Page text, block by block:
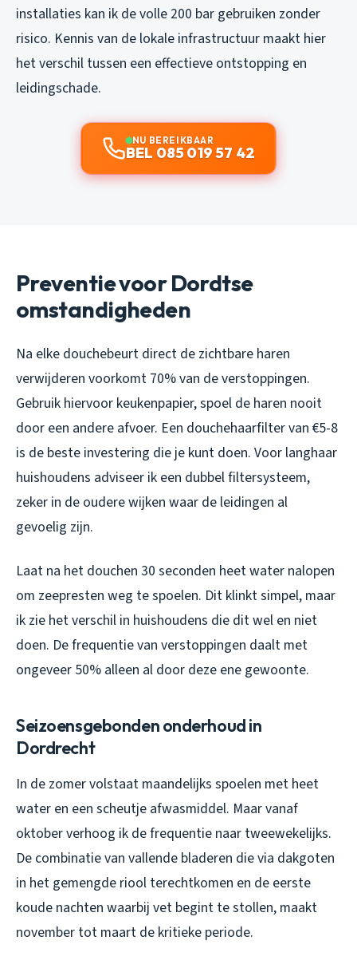
installaties kan ik de volle 200 bar gebruiken zonder
risico. Kennis van de lokale infrastructuur maakt hier
het verschil tussen een effectieve ontstopping en
leidingschade.
NU BEREIKBAAR
BEL 085 019 57 42
Preventie voor Dordtse
omstandigheden
Na elke douchebeurt direct de zichtbare haren
verwijderen voorkomt 70% van de verstoppingen.
Gebruik hiervoor keukenpapier, spoel de haren nooit
door een andere afvoer. Een douchehaarfilter van €5-8
is de beste investering die je kunt doen. Voor langhaar
huishoudens adviseer ik een dubbel filtersysteem,
zeker in de oudere wijken waar de leidingen al
gevoelig zijn.
Laat na het douchen 30 seconden heet water nalopen
om zeepresten weg te spoelen. Dit klinkt simpel, maar
ik zie het verschil in huishoudens die dit wel en niet
doen. De frequentie van verstoppingen daalt met
ongeveer 50% alleen al door deze ene gewoonte.
Seizoensgebonden onderhoud in
Dordrecht
In de zomer volstaat maandelijks spoelen met heet
water en een scheutje afwasmiddel. Maar vanaf
oktober verhoog ik de frequentie naar tweewekelijks.
De combinatie van vallende bladeren die via dakgoten
in het gemengde riool terechtkomen en de eerste
koude nachten waarbij vet begint te stollen, maakt
november tot maart de kritieke periode.